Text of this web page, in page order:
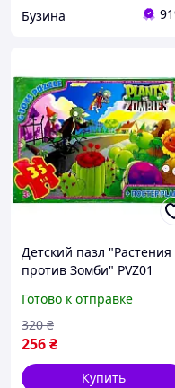
Бузина
Детский пазл "Растения
против Зомби" PVZ01
buzyna
Готово к отправке
256₴
320 ₴
Купить